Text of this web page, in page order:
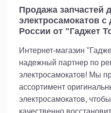
комфортной и
Продажа запчастей
электросамокатов с
России от "Гаджет
Интернет-магазин
надежный партнер по
электросамокатов! Мы
ассортимент
электросамокатов,
качественно